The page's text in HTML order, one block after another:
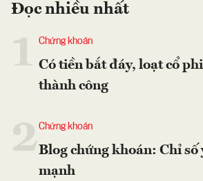
Đọc nhiều nhất
Chứng khoán
Có tiền bắt đáy, loạt cổ
thành công
2Chứng khoán
Blog chứng khoán: Chỉ số
mạnh